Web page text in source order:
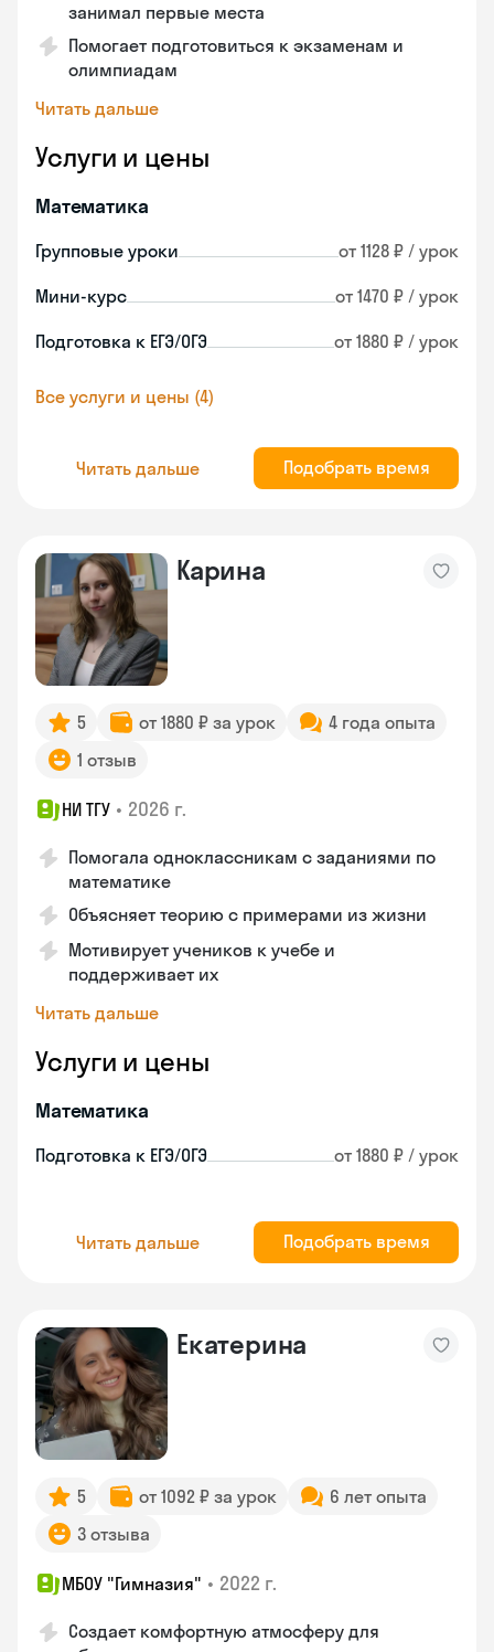
занимал первые места
Помогает подготовиться к экзаменам и
олимпиадам
Читать дальше
Услуги и цены
Математика
Групповые уроки от 1128 ₽ / урок
Мини-курс от 1470 ₽ / урок
Подготовка к ЕГЭ/ОГЭ от 1880 ₽ / урок
Все услуги и цены (4)
Читать дальше Подобрать время
Карина
5 от 1880 ₽ за урок
4 года опыта
1 отзыв
НИ ТГУ • 2026 г.
Помогала одноклассникам с заданиями по
математике
Объясняет теорию с примерами из жизни
Мотивирует учеников к учебе и
поддерживает их
Читать дальше
Услуги и цены
Математика
Подготовка к ЕГЭ/ОГЭ от 1880 ₽ / урок
Читать дальше Подобрать время
Екатерина
5 от 1092 ₽ за урок
6 лет опыта
3 отзыва
МБОУ "Гимназия" • 2022 г.
Создает комфортную атмосферу для